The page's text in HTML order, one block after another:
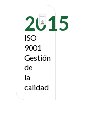
2015
ISO
9001
Gestión
de
la
calidad